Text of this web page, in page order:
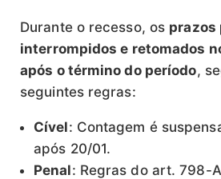
Durante o recesso, os prazos
interrompidos e retomados
após o término do período,
seguintes regras:
Cível: Contagem é
após 20/01.
Penal: Regras do art. 798-